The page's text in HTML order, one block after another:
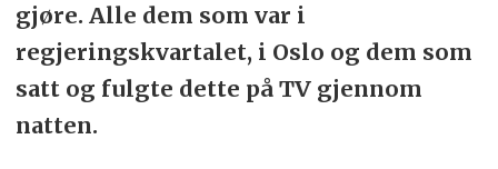
gjøre. Alle dem som var i
regjeringskvartalet, i Oslo og dem som
satt og fulgte dette på TV gjennom
natten.